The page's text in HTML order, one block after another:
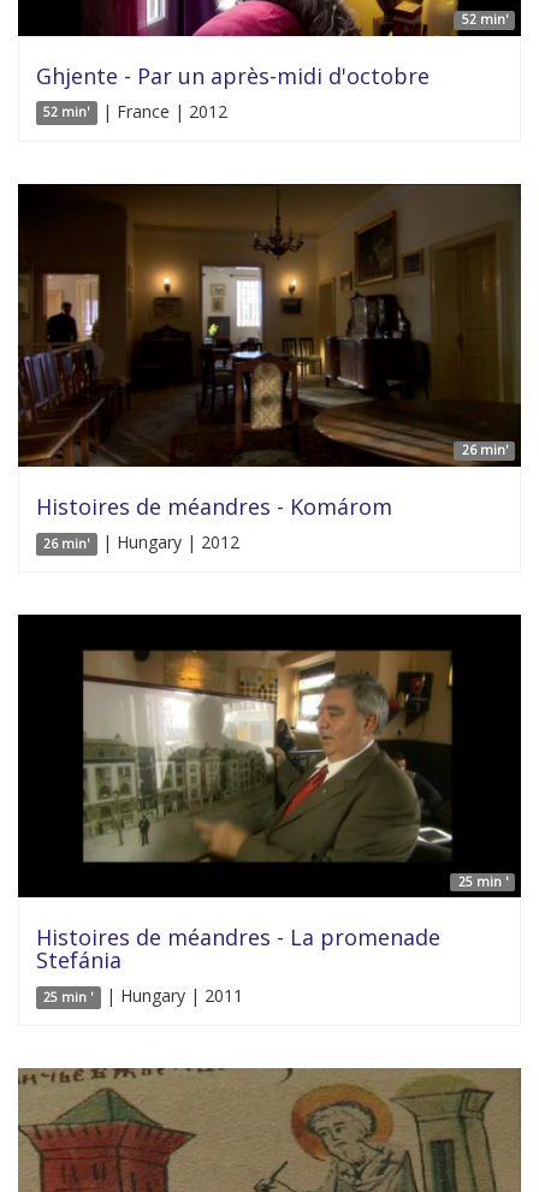
52 min'
Ghjente - Par un après-midi d'octobre
52 min' | France | 2012
26 min'
Histoires de méandres - Komárom
26 min' | Hungary | 2012
25 min '
Histoires de méandres - La promenade
Stefánia
25 min ' | Hungary | 2011